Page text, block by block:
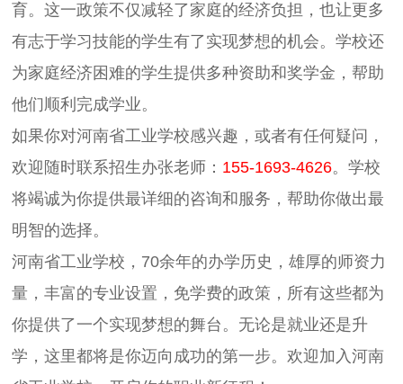
育。这一政策不仅减轻了家庭的经济负担，也让更多
有志于学习技能的学生有了实现梦想的机会。学校还
为家庭经济困难的学生提供多种资助和奖学金，帮助
他们顺利完成学业。
如果你对河南省工业学校感兴趣，或者有任何疑问，
欢迎随时联系招生办张老师： 155-1693-4626。学校
将竭诚为你提供最详细的咨询和服务，帮助你做出最
明智的选择。
河南省工业学校，70余年的办学历史，雄厚的师资力
量，丰富的专业设置，免学费的政策，所有这些都为
你提供了一个实现梦想的舞台。无论是就业还是升
学，这里都将是你迈向成功的第一步。欢迎加入河南